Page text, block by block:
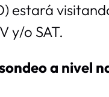
estará
y/o SAT.
a nivel